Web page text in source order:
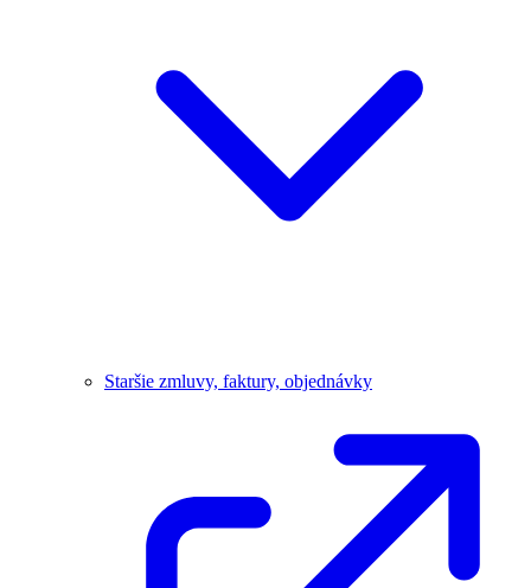
Staršie zmluvy, faktury, objednávky